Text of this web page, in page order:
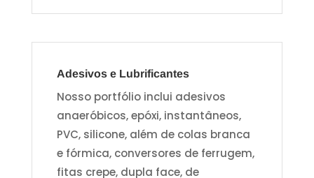
Adesivos e Lubrificantes
Nosso portfólio inclui adesivos
anaeróbicos, epóxi, instantâneos,
PVC, silicone, além de colas branca
e fórmica, conversores de ferrugem,
fitas crepe, dupla face, de